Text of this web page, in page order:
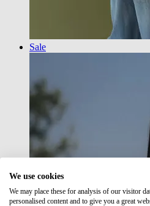
Sale
We use cookies
We may place these for analysis of our visitor
personalised content and to give you a great